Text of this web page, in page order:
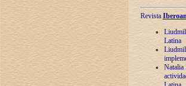
Revista
Latina
Natalia